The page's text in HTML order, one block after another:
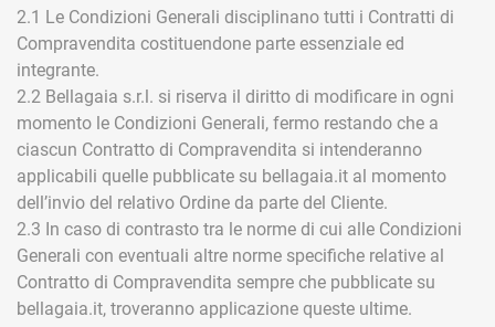
2.1 Le Condizioni Generali disciplinano tutti i Contratti di
Compravendita costituendone parte essenziale ed
integrante.
2.2 Bellagaia s.r.l. si riserva il diritto di modificare in ogni
momento le Condizioni Generali, fermo restando che a
ciascun Contratto di Compravendita si intenderanno
applicabili quelle pubblicate su bellagaia.it al momento
dell’invio del relativo Ordine da parte del Cliente.
2.3 In caso di contrasto tra le norme di cui alle Condizioni
Generali con eventuali altre norme specifiche relative al
Contratto di Compravendita sempre che pubblicate su
bellagaia.it, troveranno applicazione queste ultime.